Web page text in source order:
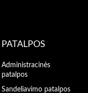
PATALPOS
Administracinės
patalpos
Sandeliavimo patalpos